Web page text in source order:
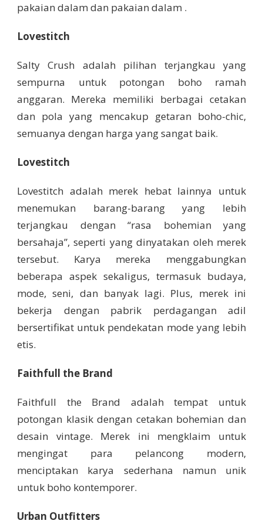
pakaian dalam dan pakaian dalam .
Lovestitch
Salty Crush adalah pilihan terjangkau yang
sempurna untuk potongan boho ramah
anggaran. Mereka memiliki berbagai cetakan
dan pola yang mencakup getaran boho-chic,
semuanya dengan harga yang sangat baik.
Lovestitch
Lovestitch adalah merek hebat lainnya untuk
menemukan barang-barang yang lebih
terjangkau dengan “rasa bohemian yang
bersahaja”, seperti yang dinyatakan oleh merek
tersebut. Karya mereka menggabungkan
beberapa aspek sekaligus, termasuk budaya,
mode, seni, dan banyak lagi. Plus, merek ini
bekerja dengan pabrik perdagangan adil
bersertifikat untuk pendekatan mode yang lebih
etis.
Faithfull the Brand
Faithfull the Brand adalah tempat untuk
potongan klasik dengan cetakan bohemian dan
desain vintage. Merek ini mengklaim untuk
mengingat para pelancong modern,
menciptakan karya sederhana namun unik
untuk boho kontemporer.
Urban Outfitters